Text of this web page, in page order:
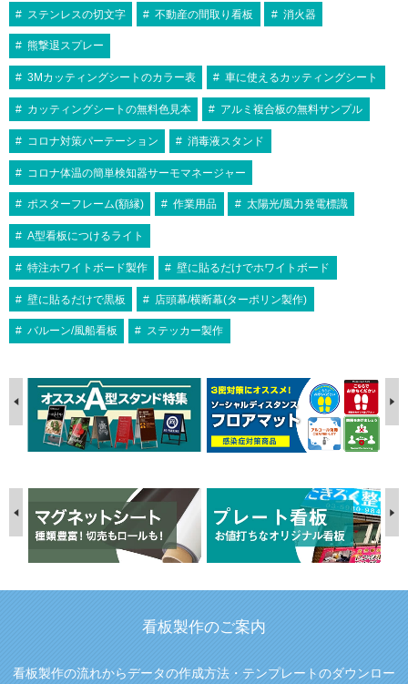
ステンレスの切文字 不動産の間取り看板 消火器
熊撃退スプレー
3Mカッティングシートのカラー表 車に使えるカッティングシート
カッティングシートの無料色見本 アルミ複合板の無料サンプル
コロナ対策パーテーション 消毒液スタンド
コロナ体温の簡単検知器サーモマネージャー
ポスターフレーム(額縁) 作業用品 太陽光/風力発電標識
A型看板につけるライト
特注ホワイトボード製作 壁に貼るだけでホワイトボード
壁に貼るだけで黒板 店頭幕/横断幕(ターポリン製作)
バルーン/風船看板 ステッカー製作
看板製作のご案内
看板製作の流れからデータの作成方法・テンプレートのダウンロー